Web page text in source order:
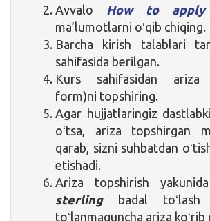
Avvalo How to apply
ma’lumotlarni oʻqib chiqing.
Barcha kirish talablari
sahifasida berilgan.
Kurs sahifasidan ariza
form)ni topshiring.
Agar hujjatlaringiz
oʻtsa, ariza topshirgan
qarab, sizni suhbatdan
etishadi.
Ariza topshirish
sterlingbadal toʻlash
toʻlanmaguncha ariza